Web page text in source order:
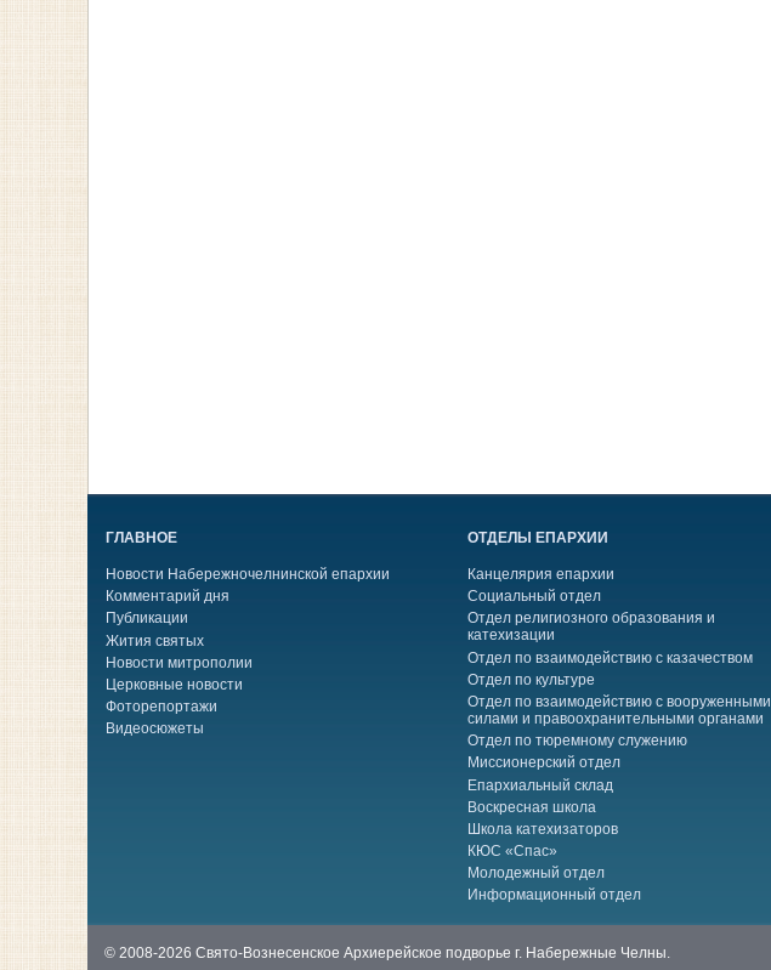
ГЛАВНОЕ
Новости Набережночелнинской епархии
Комментарий дня
Публикации
Жития святых
Новости митрополии
Церковные новости
Фоторепортажи
Видеосюжеты
ОТДЕЛЫ ЕПАРХИИ
Канцелярия епархии
Социальный отдел
Отдел религиозного образования и
катехизации
Отдел по взаимодействию с казачеством
Отдел по культуре
Отдел по взаимодействию с вооруженными
силами и правоохранительными органами
Отдел по тюремному служению
Миссионерский отдел
Епархиальный склад
Воскресная школа
Школа катехизаторов
КЮС «Спас»
Молодежный отдел
Информационный отдел
© 2008-2026 Свято-Вознесенское Архиерейское подворье г. Набережные Челны.